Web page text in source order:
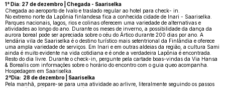
1° Dia: 27 de dezembro | Chegada - Saariselka
Chegada ao aeroporto de Ivalo e traslado regular ao hotel para check- in.
No extremo norte da Lapônia finlandesa fica a conhecida cidade de Inari - Saariselka.
Parques nacionais, lagos, rios e colinas oferecem uma variedade de alternativas e
atividades ao longo do ano. Durante os meses de inverno, a possibilidade da dança da
aurora boreal pode ser apreciada sobre o céu do Ártico durante 200 dias por ano. A
lendária vila de Saariselka é o destino turístico mais setentrional da Finlândia e oferece
uma ampla variedade de serviços. Em Inari e em outras aldeias da região, a cultura Sami
ainda é muito evidente na vida cotidiana e é onde a verdadeira Lapônia é encontrada.
Resto do dia livre. Durante o check-in, pergunte pela cartade boas-vindas da Via Hansa
& Borealis com informações sobre o horário do encontro com o guia queo acompanha.
Hospedagem em Saariselka.
2°Dia: 28 de dezembro | Saariselka
Pela manhã, prepare-se para uma atividade ao arlivre, literalmente seguindo os passos